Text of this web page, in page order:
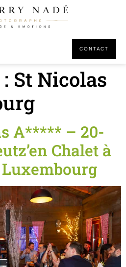
CONTACT
St Nicolas
A***** – 20-
Chalet à